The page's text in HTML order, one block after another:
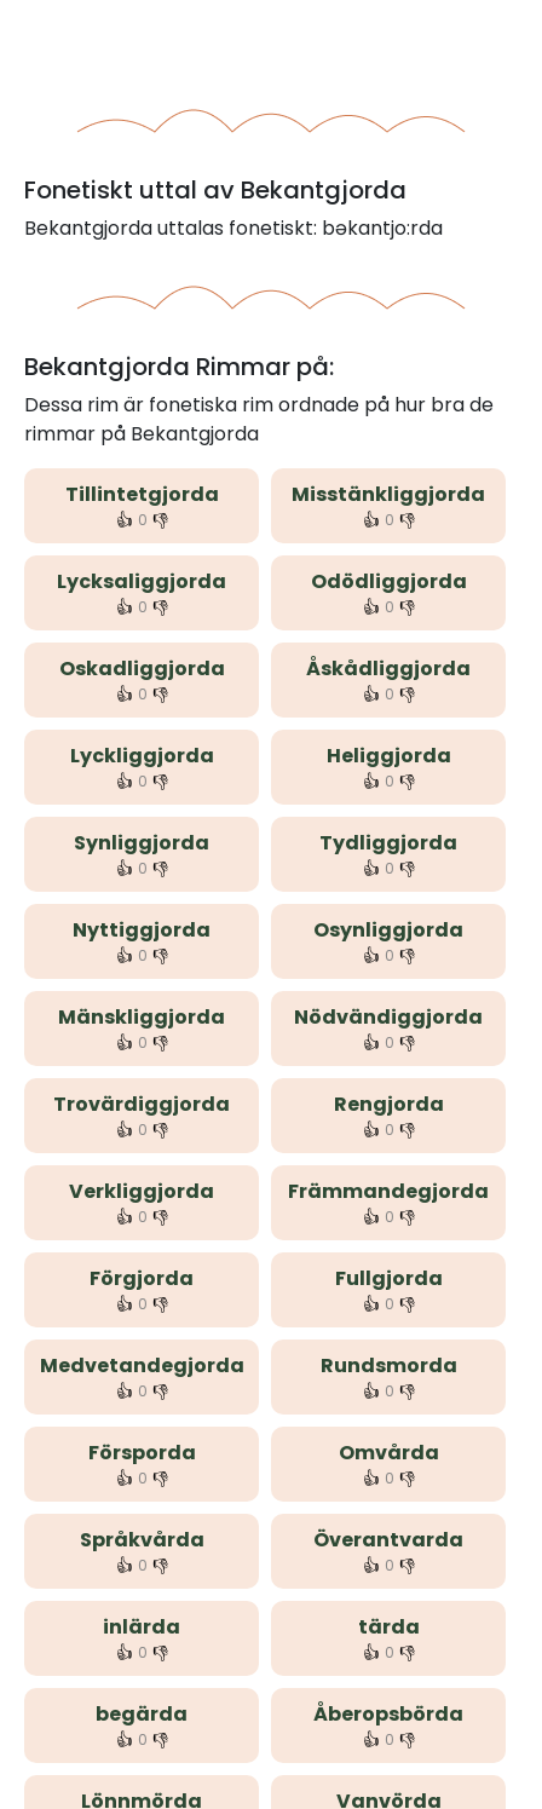
Fonetiskt uttal av Bekantgjorda
Bekantgjorda uttalas fonetiskt: bəkantjo:rda
Bekantgjorda Rimmar på:
Dessa rim är fonetiska rim ordnade på hur bra de
rimmar på Bekantgjorda
Tillintetgjorda
👍 0 👎
Misstänkliggjorda
👍 0 👎
Lycksaliggjorda
👍 0 👎
Odödliggjorda
👍 0 👎
Oskadliggjorda
👍 0 👎
Åskådliggjorda
👍 0 👎
Lyckliggjorda
👍 0 👎
Heliggjorda
👍 0 👎
Synliggjorda
👍 0 👎
Tydliggjorda
👍 0 👎
Nyttiggjorda
👍 0 👎
Osynliggjorda
👍 0 👎
Mänskliggjorda
👍 0 👎
Nödvändiggjorda
👍 0 👎
Trovärdiggjorda
👍 0 👎
Rengjorda
👍 0 👎
Verkliggjorda
👍 0 👎
Främmandegjorda
👍 0 👎
Förgjorda
👍 0 👎
Fullgjorda
👍 0 👎
Medvetandegjorda
👍 0 👎
Rundsmorda
👍 0 👎
Försporda
👍 0 👎
Omvårda
👍 0 👎
Språkvårda
👍 0 👎
Överantvarda
👍 0 👎
inlärda
👍 0 👎
tärda
👍 0 👎
begärda
👍 0 👎
Åberopsbörda
👍 0 👎
Lönnmörda Vanvörda